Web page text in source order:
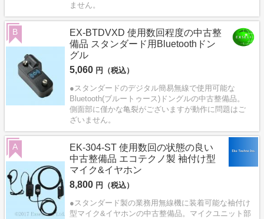
ません。
EX-BTDVXD 使用数回程度の中古整
備品 スタンダード用Bluetoothドン
グル
5,060 円（税込）
●スタンダードのデジタル簡易無線で使用可能な
Bluetooth(ブルートゥース)ドングルの中古整備品。
側面部に僅かな亀裂がございますが動作に問題はご
ざいません。
B
EK-304-ST 使用数回の状態の良い
中古整備品 エコテクノ製 袖付け型
マイク&イヤホン
8,800 円（税込）
●スタンダード製の業務用無線機に装着可能な袖付け
型マイク&イヤホンの中古整備品。マイクユニット部
A